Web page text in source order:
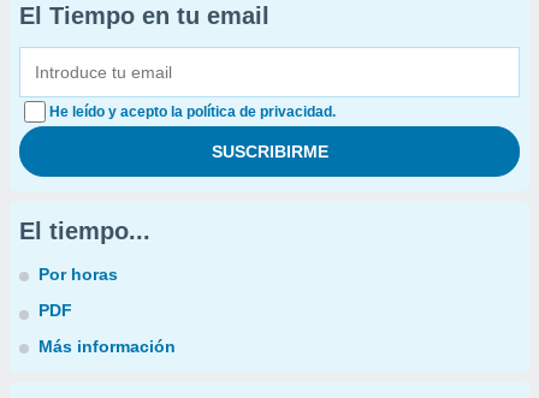
El Tiempo en tu email
He leído y acepto la política de privacidad.
El tiempo...
Por horas
PDF
Más información